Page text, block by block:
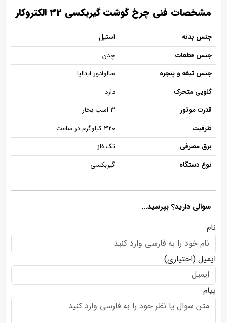
مشخصات فنی چرخ گوشت گیربکسی 32 الکتروکار
جنس بدنه
استیل
جنس قطعات
چدن
جنس تیغه و پنجره
سالوادور ایتالیا
گلویی متحرک
دارد
قدرت موتور
3 اسب بخار
ظرفیت
320 کیلوگرم در ساعت
برق مصرفی
تک فاز
نوع دستگاه
گیربکسی
سوالی دارید؟ بپرسید...
نام
ایمیل (اختیاری)
پیام